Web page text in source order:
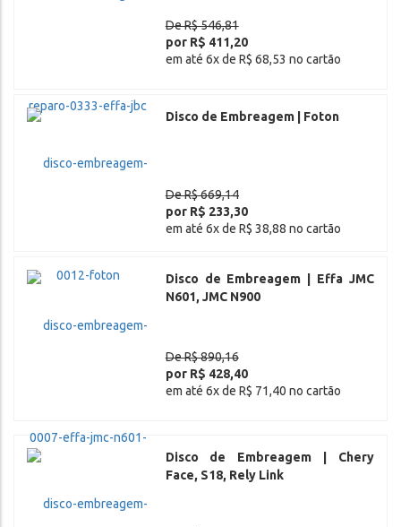
De R$ 546,81
por R$ 411,20
em até 6x de R$ 68,53 no cartão
Disco de Embreagem | Foton
De R$ 669,14
por R$ 233,30
em até 6x de R$ 38,88 no cartão
Disco de Embreagem | Effa JMC
N601, JMC N900
De R$ 890,16
por R$ 428,40
em até 6x de R$ 71,40 no cartão
Disco de Embreagem | Chery
Face, S18, Rely Link